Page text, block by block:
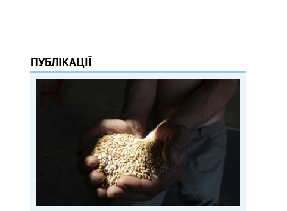
ПУБЛІКАЦІЇ